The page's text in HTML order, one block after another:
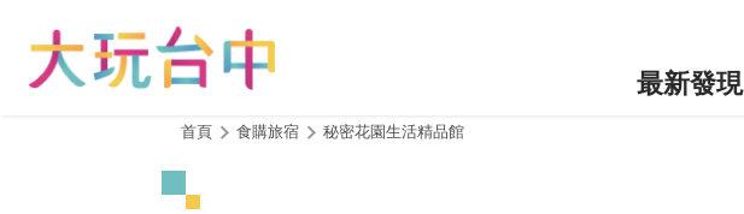
最新發現
首頁 食購旅宿 秘密花園生活精品館